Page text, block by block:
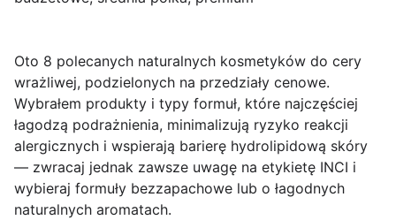
Oto 8 polecanych naturalnych kosmetyków do cery
wrażliwej, podzielonych na przedziały cenowe.
Wybrałem produkty i typy formuł, które najczęściej
łagodzą podrażnienia, minimalizują ryzyko reakcji
alergicznych i wspierają barierę hydrolipidową skóry
— zwracaj jednak zawsze uwagę na etykietę INCI i
wybieraj formuły bezzapachowe lub o łagodnych
naturalnych aromatach.